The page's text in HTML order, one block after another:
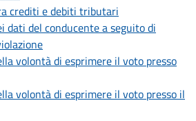
crediti e debiti tributari
dati del conducente a seguito di
volontà di esprimere il voto presso
volontà di esprimere il voto presso il